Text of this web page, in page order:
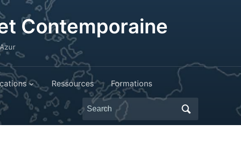
Contemporaine
Ressources Formations
Search
for: